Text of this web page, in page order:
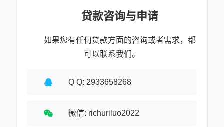
贷款咨询与申请
如果您有任何贷款方面的咨询或者需求，都
可以联系我们。
Q Q: 2933658268
微信: richuriluo2022